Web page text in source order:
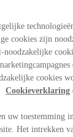
cookies zijn
cookies
Cookieverklaring
uw toestemming
Het intrekken